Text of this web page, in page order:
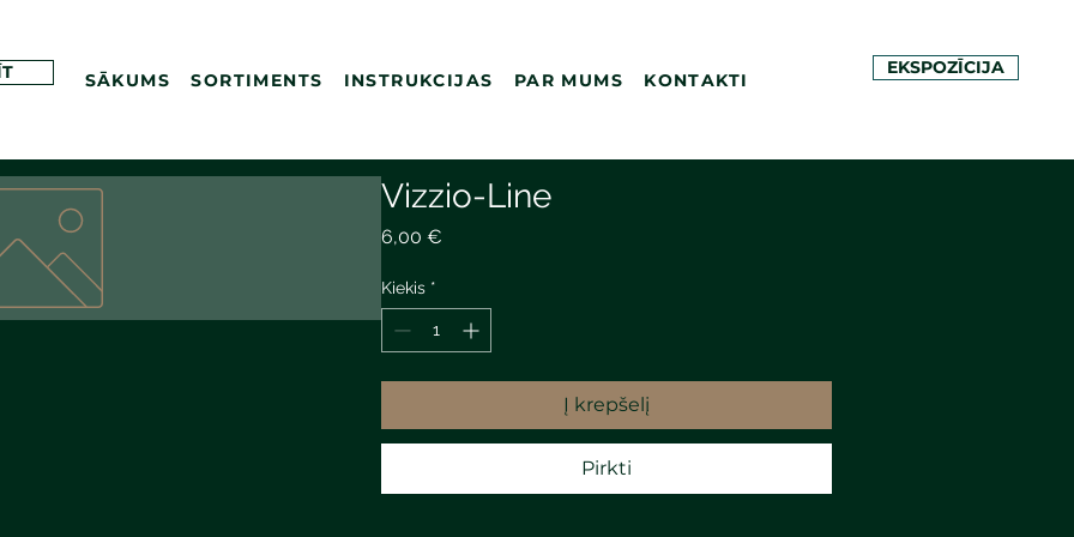
SĀKUMS SORTIMENTS INSTRUKCIJAS PAR MUMS KONTAKTI
EKSPOZĪCIJA
Vizzio-Line
6,00 €
Kiekis *
Į krepšelį
Pirkti